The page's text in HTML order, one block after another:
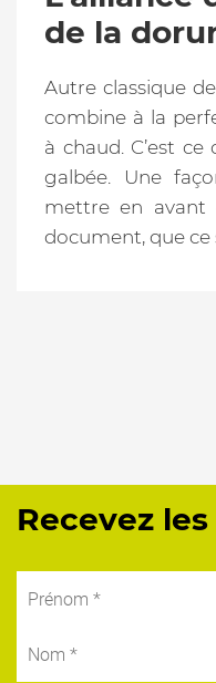
de la
Autre classique
combine à la
à chaud. C’est
galbée. Une
mettre en avant
document, que ce
Recevez